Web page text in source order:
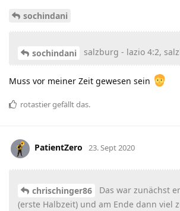
sochindani
sochindani salzburg - lazio 4:2,
Muss vor meiner Zeit gewesen sein
rotastiergefällt das.
PatientZero 23. Sept 2020
chrischinger86
Das war zunächst
(erste Halbzeit) und am Ende dann viel